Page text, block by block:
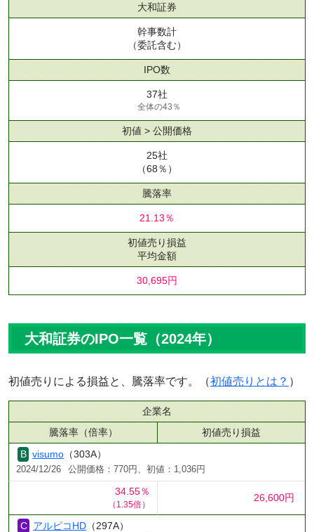
大和証券
幹事数計
（委託含む）
IPO数
37社
全体の43％
初値 > 公開価格
25社
（68％）
騰落率
21.13％
初値売り損益
平均金額
30,695円
大和証券のIPO一覧（2024年）
初値売りによる損益と、騰落率です。（初値売りとは？ ）
企業名
騰落率（倍率）
初値売り損益
visumo （303A）
2024/12/26 公開価格：770円、初値：1,036円
34.55％
（1.35倍）
26,600円
アルピコHD （297A）